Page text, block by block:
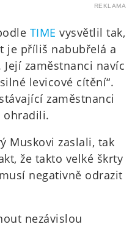
REKLAMA
TIME vysvětlil tak,
je příliš nabubřelá a
zaměstnanci navíc
levicové cítění“.
zaměstnanci
ohradili.
Muskovi zaslali, tak
že takto velké škrty
negativně odrazit
nezávislou